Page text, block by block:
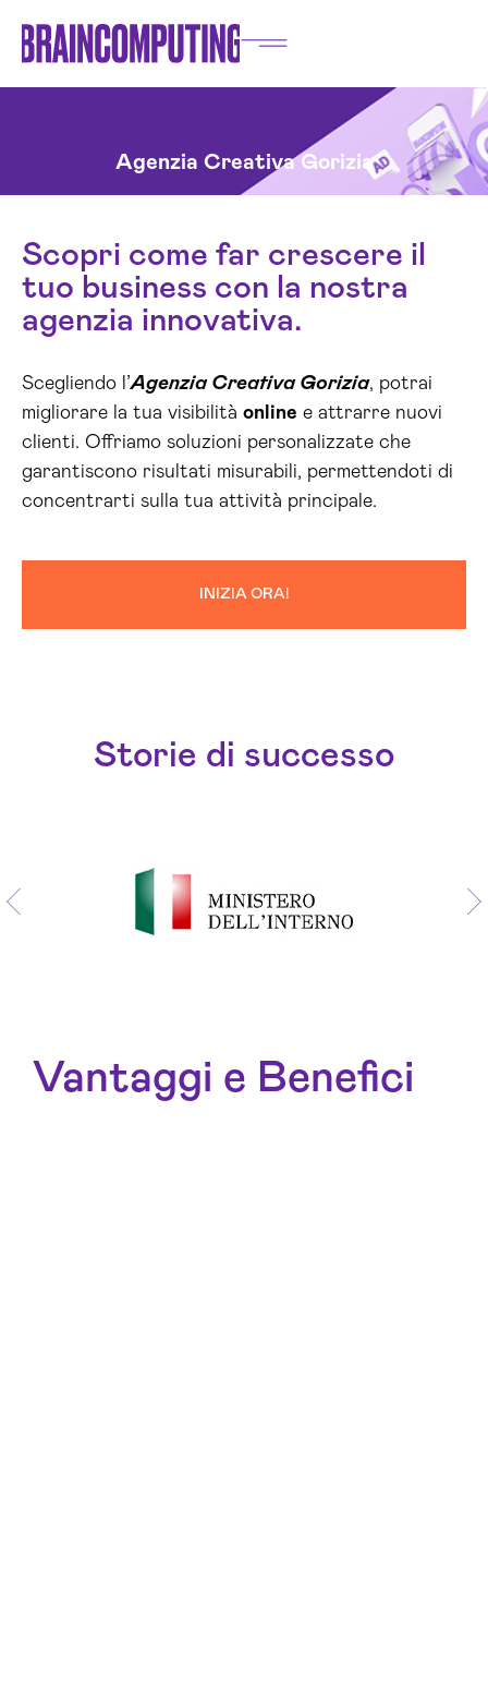
Agenzia Creativa Gorizia
Scopri come far crescere il
tuo business con la nostra
agenzia innovativa.
Scegliendo l’Agenzia Creativa Gorizia, potrai
migliorare la tua visibilità online e attrarre nuovi
clienti. Offriamo soluzioni personalizzate che
garantiscono risultati misurabili, permettendoti di
concentrarti sulla tua attività principale.
INIZIA ORA!
Storie di successo
Vantaggi e Benefici